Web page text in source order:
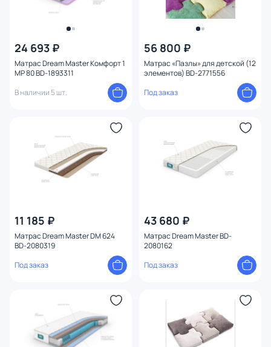
24 693 ₽
Матрас Dream Master Комфорт 1
MP 80 BD-1893311
В наличии 5 шт.
56 800 ₽
Матрас «Пазлы» для детской (12
элементов) BD-2771556
Под заказ
11 185 ₽
Матрас Dream Master DM 624
BD-2080319
Под заказ
43 680 ₽
Матрас Dream Master BD-
2080162
Под заказ